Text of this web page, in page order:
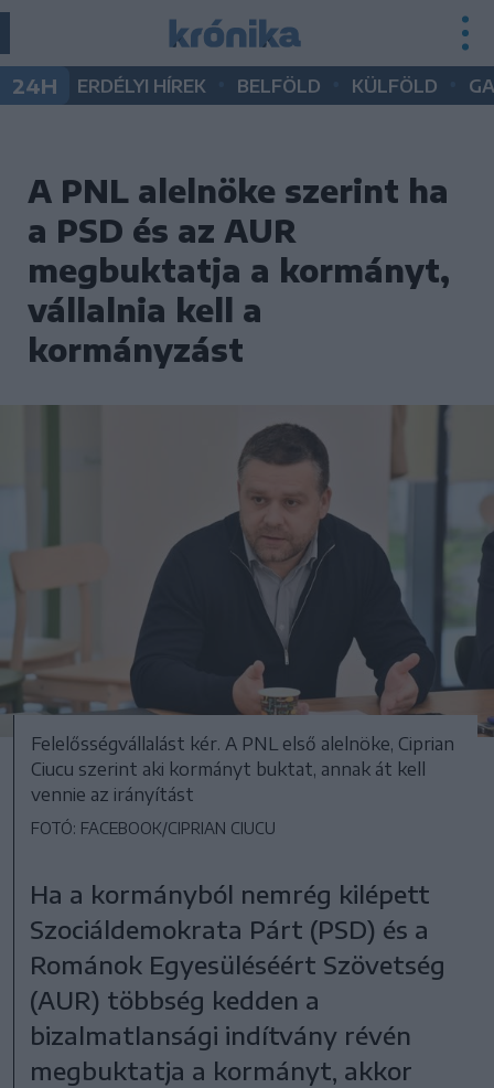
24H ERDÉLYI HÍREK BELFÖLD KÜLFÖLD
A PNL alelnöke szerint ha
a PSD és az AUR
megbuktatja a kormányt,
vállalnia kell a
kormányzást
Felelősségvállalást kér. A PNL első alelnöke, Ciprian
Ciucu szerint aki kormányt buktat, annak át kell
vennie az irányítást
FOTÓ: FACEBOOK/CIPRIAN CIUCU
Ha a kormányból nemrég kilépett
Szociáldemokrata Párt (PSD) és a
Románok Egyesüléséért Szövetség
(AUR) többség kedden a
bizalmatlansági indítvány révén
megbuktatja a kormányt, akkor